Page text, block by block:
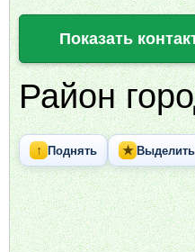
Показать
Район
↑ Поднять ★ Выделить